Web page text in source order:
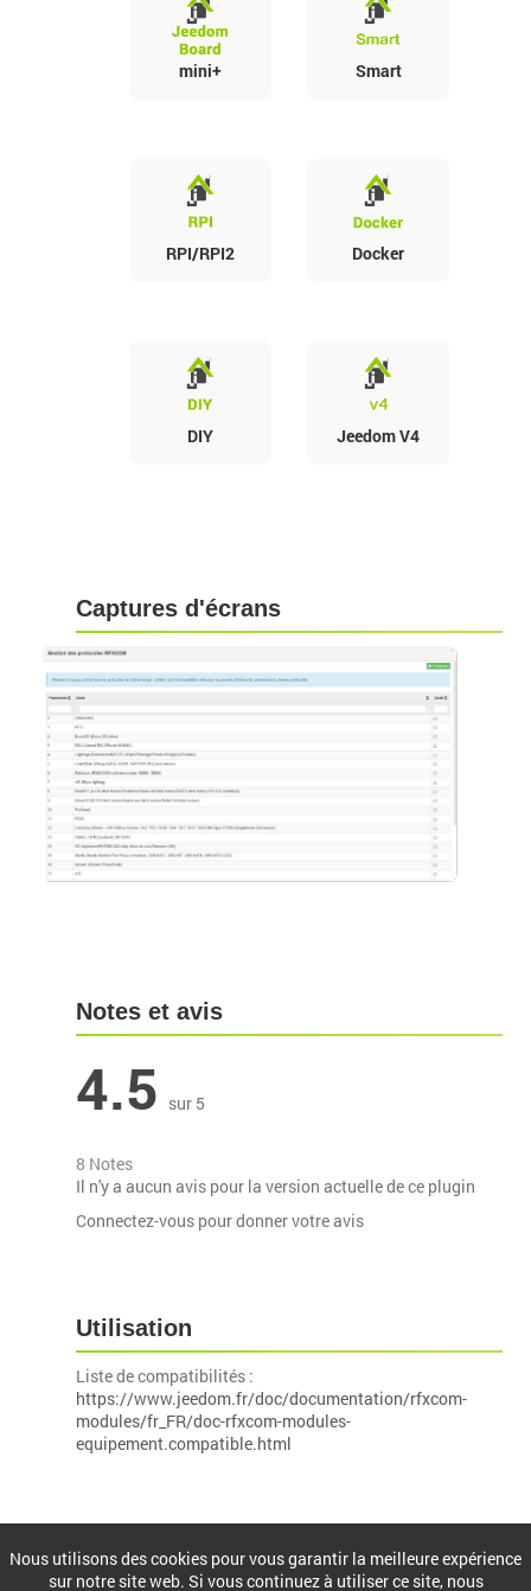
mini+ Smart
RPI/RPI2 Docker
DIY Jeedom V4
Captures d'écrans
Notes et avis
4.5 sur 5
8 Notes
Il n'y a aucun avis pour la version actuelle de ce plugin
Connectez-vous pour donner votre avis
Utilisation
Liste de compatibilités :
https://www.jeedom.fr/doc/documentation/rfxcom-
modules/fr_FR/doc-rfxcom-modules-
equipement.compatible.html
Nous utilisons des cookies pour vous garantir la meilleure expérience
sur notre site web. Si vous continuez à utiliser ce site, nous